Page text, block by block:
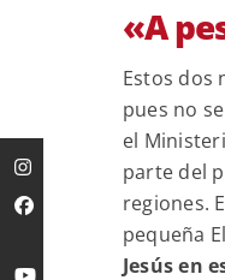
«A
Estos dos
pues no
el
parte del
regiones.
pequeña
Jesús en